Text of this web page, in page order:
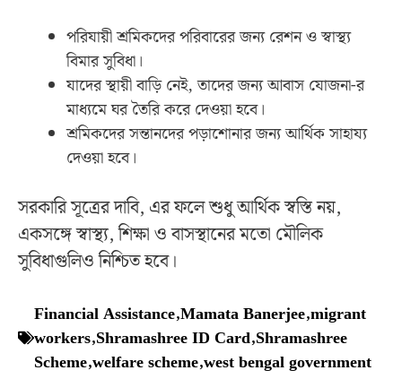
পরিযায়ী শ্রমিকদের পরিবারের জন্য রেশন ও স্বাস্থ্য
বিমার সুবিধা।
যাদের স্থায়ী বাড়ি নেই, তাদের জন্য আবাস যোজনা-র
মাধ্যমে ঘর তৈরি করে দেওয়া হবে।
শ্রমিকদের সন্তানদের পড়াশোনার জন্য আর্থিক সাহায্য
দেওয়া হবে।
সরকারি সূত্রের দাবি, এর ফলে শুধু আর্থিক স্বস্তি নয়,
একসঙ্গে স্বাস্থ্য, শিক্ষা ও বাসস্থানের মতো মৌলিক
সুবিধাগুলিও নিশ্চিত হবে।
Financial Assistance,Mamata Banerjee,migrant
workers,Shramashree ID Card,Shramashree
Scheme,welfare scheme,west bengal government